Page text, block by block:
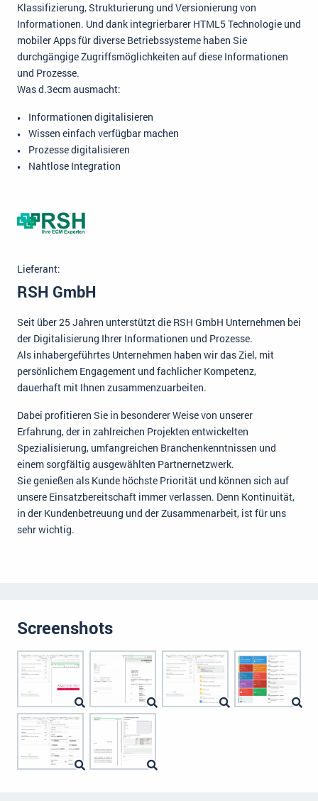
Klassifizierung, Strukturierung und Versionierung von
Informationen. Und dank integrierbarer HTML5 Technologie und
mobiler Apps für diverse Betriebssysteme haben Sie
durchgängige Zugriffsmöglichkeiten auf diese Informationen
und Prozesse.
Was d.3ecm ausmacht:
Informationen digitalisieren
Wissen einfach verfügbar machen
Prozesse digitalisieren
Nahtlose Integration
Lieferant:
RSH GmbH
Seit über 25 Jahren unterstützt die RSH GmbH Unternehmen bei
der Digitalisierung Ihrer Informationen und Prozesse.
Als inhabergeführtes Unternehmen haben wir das Ziel, mit
persönlichem Engagement und fachlicher Kompetenz,
dauerhaft mit Ihnen zusammenzuarbeiten.
Dabei profitieren Sie in besonderer Weise von unserer
Erfahrung, der in zahlreichen Projekten entwickelten
Spezialisierung, umfangreichen Branchenkenntnissen und
einem sorgfältig ausgewählten Partnernetzwerk.
Sie genießen als Kunde höchste Priorität und können sich auf
unsere Einsatzbereitschaft immer verlassen. Denn Kontinuität,
in der Kundenbetreuung und der Zusammenarbeit, ist für uns
sehr wichtig.
Screenshots